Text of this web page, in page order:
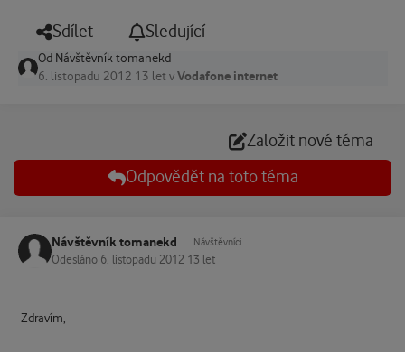
Sdílet Sledující
Od Návštěvník tomanekd
6. listopadu 2012 13 let vVodafone internet
Založit nové téma
Odpovědět na toto téma
Návštěvník tomanekd Návštěvníci
Odesláno 6. listopadu 2012 13 let
Zdravím,